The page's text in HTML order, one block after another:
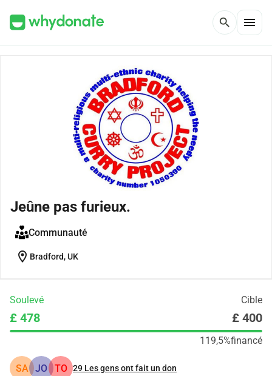
search menu
Jeûne pas furieux.
Communauté
location_on Bradford, UK
Soulevé Cible
£ 478 £ 400
119,5%financé
SA JO TO 29 Les gens ont fait un don